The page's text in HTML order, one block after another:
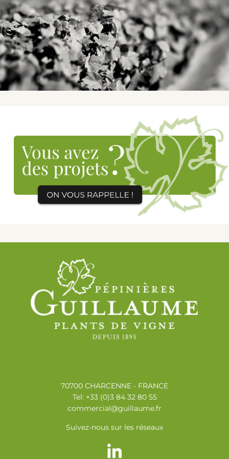
NOS VARIÉTÉS
CONTACTEZ-NOUS
70700 CHARCENNE - FRANCE
Tel: +33 (0)3 84 32 80 55
commercial@guillaume.fr
Suivez-nous sur les réseaux